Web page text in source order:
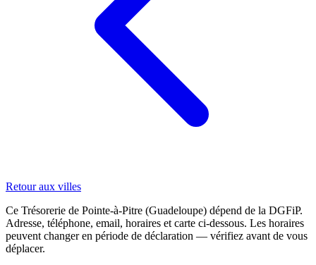
Retour aux villes
Ce Trésorerie de Pointe-à-Pitre (Guadeloupe) dépend de la DGFiP.
Adresse, téléphone, email, horaires et carte ci-dessous. Les horaires
peuvent changer en période de déclaration — vérifiez avant de vous
déplacer.